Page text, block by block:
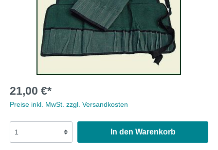
21,00 €*
Preise inkl. MwSt. zzgl. Versandkosten
In den Warenkorb